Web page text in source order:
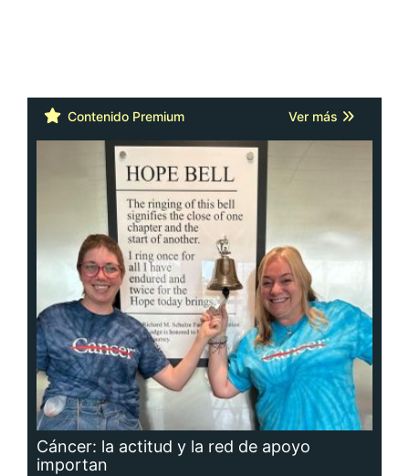
Contenido Premium Ver más
Cáncer: la actitud y la red de apoyo
importan